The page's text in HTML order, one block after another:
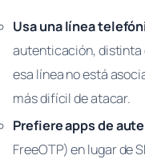
Usa una línea
autenticación, distinta
esa línea no está
más difícil de atacar.
Prefiere apps de
FreeOTP) en lugar de